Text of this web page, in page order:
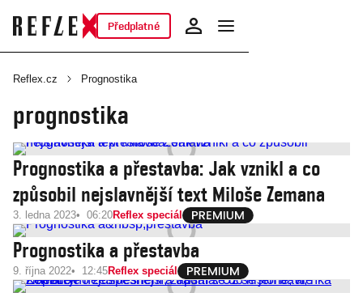
Předplatné
Reflex.cz Prognostika
prognostika
Prognostika a přestavba: Jak vznikl a co
způsobil nejslavnější text Miloše Zemana
3. ledna 2023 06:20Reflex speciál
Prognostika a přestavba
9. října 2022 12:45Reflex speciál